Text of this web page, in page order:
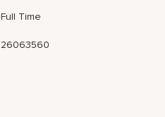
Full Time
26063560